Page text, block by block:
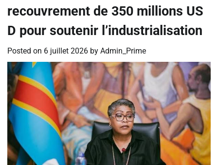
recouvrement de 350 millions US
D pour soutenir l’industrialisation
Posted on 6 juillet 2026 by Admin_Prime